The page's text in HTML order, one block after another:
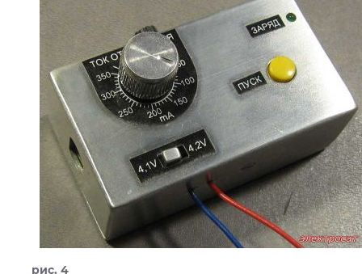
рис. 4